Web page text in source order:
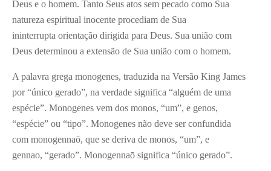
Deus e o homem. Tanto Seus atos sem pecado como Sua
natureza espiritual inocente procediam de Sua
ininterrupta orientação dirigida para Deus. Sua união com
Deus determinou a extensão de Sua união com o homem.
A palavra grega monogenes, traduzida na Versão King James
por “único gerado”, na verdade significa “alguém de uma
espécie”. Monogenes vem dos monos, “um”, e genos,
“espécie” ou “tipo”. Monogenes não deve ser confundida
com monogennaō, que se deriva de monos, “um”, e
gennao, “gerado”. Monogennaō significa “único gerado”.